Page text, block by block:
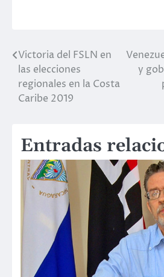
Navegación
de
entradas
Victoria del FSLN en
las elecciones
regionales en la Costa
Caribe 2019
y
Entradas